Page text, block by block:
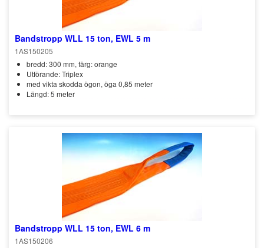
Bandstropp WLL 15 ton, EWL 5 m
1AS150205
bredd: 300 mm, färg: orange
Utförande: Triplex
med vikta skodda ögon, öga 0,85 meter
Längd: 5 meter
Bandstropp WLL 15 ton, EWL 6 m
1AS150206